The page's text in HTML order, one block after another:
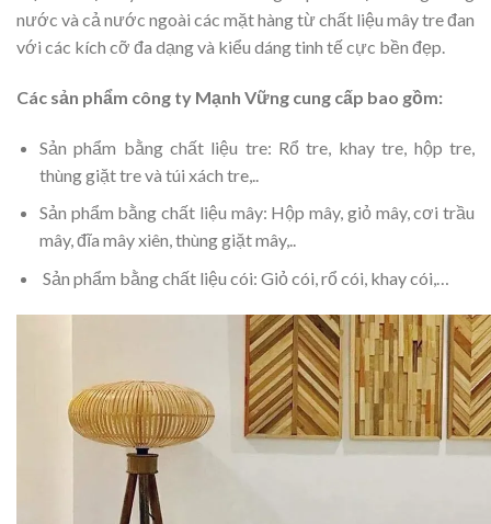
nước và cả nước ngoài các mặt hàng từ chất liệu mây tre đan
với các kích cỡ đa dạng và kiểu dáng tinh tế cực bền đẹp.
Các sản phẩm công ty Mạnh Vững cung cấp bao gồm:
Sản phẩm bằng chất liệu tre: Rổ tre, khay tre, hộp tre,
thùng giặt tre và túi xách tre,..
Sản phẩm bằng chất liệu mây: Hộp mây, giỏ mây, cơi trầu
mây, đĩa mây xiên, thùng giặt mây,..
Sản phẩm bằng chất liệu cói: Giỏ cói, rổ cói, khay cói,…